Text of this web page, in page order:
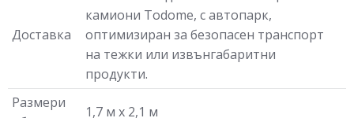
Доставка
камиони Todome, с автопарк,
оптимизиран за безопасен транспорт
на тежки или извънгабаритни
продукти.
Размери
1,7 м х 2,1 м